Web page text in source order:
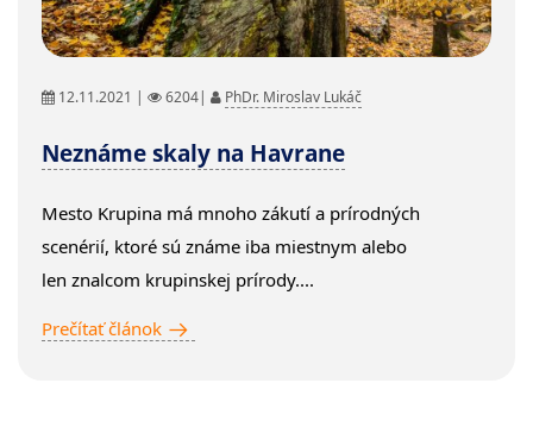
12.11.2021 | 6204| PhDr. Miroslav Lukáč
Neznáme skaly na Havrane
Mesto Krupina má mnoho zákutí a prírodných
scenérií, ktoré sú známe iba miestnym alebo
len znalcom krupinskej prírody....
Prečítať článok